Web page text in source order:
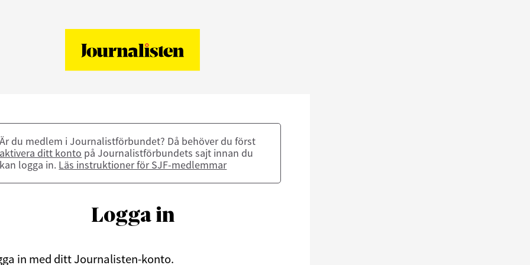
Är du medlem i Journalistförbundet? Då behöver du först
aktivera ditt konto på Journalistförbundets sajt innan du
kan logga in. Läs instruktioner för SJF-medlemmar
Logga in
in med ditt Journalisten-konto.